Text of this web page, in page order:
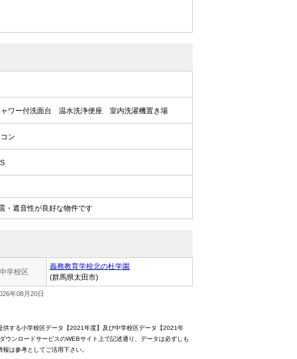
ワー付洗面台 温水洗浄便座 室内洗濯機置き場
ン
・遮音性が良好な物件です
中学校区
義務教育学校北の杜学園
(群馬県太田市)
年08月20日
する小学校区データ【2021年度】及び中学校区データ【2021年
ウンロードサービスのWEBサイト上で記述通り、データは必ずしも
は参考としてご活用下さい。